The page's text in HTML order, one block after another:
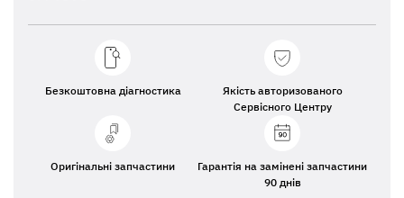
Безкоштовна діагностика
Якість авторизованого
Сервісного Центру
Оригінальні запчастини
Гарантія на замінені запчастини
90 днів